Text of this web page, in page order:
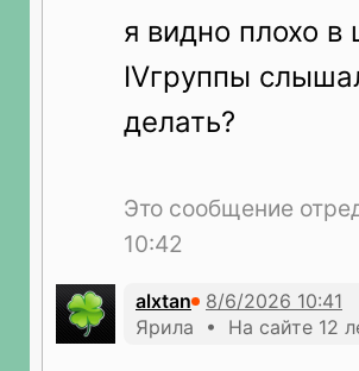
я видно плохо в
IVгруппы
делать?
Это сообщение
10:42
alxtan
Ярила • На сайте 12